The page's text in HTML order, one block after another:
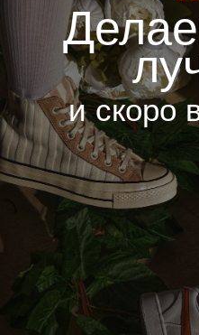
и скоро